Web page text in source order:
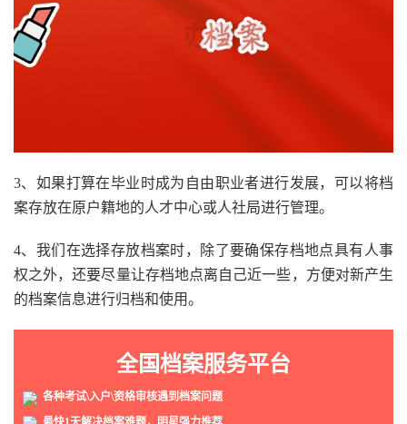
3、如果打算在毕业时成为自由职业者进行发展，可以将档
案存放在原户籍地的人才中心或人社局进行管理。
4、我们在选择存放档案时，除了要确保存档地点具有人事
权之外，还要尽量让存档地点离自己近一些，方便对新产生
的档案信息进行归档和使用。
全国档案服务平台
各种考试\入户\资格审核遇到档案问题